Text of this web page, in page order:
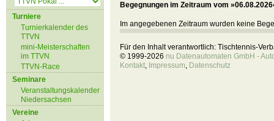
Turniere
Turnierkalender des
TTVN
mini-Meisterschaften
im TTVN
TTVN-Race
Seminare
Veranstaltungskalender
Niedersachsen
Vereine
Begegnungen im Zeitraum vom
Im angegebenen Zeitraum wurden keine
Für den Inhalt verantwortlich: Tischtennis-
© 1999-2026 nu Datenautomaten GmbH -
Kontakt, Impressum, Datenschutz